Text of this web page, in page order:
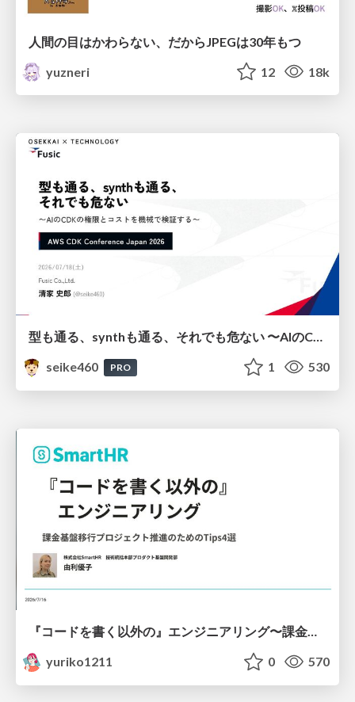
人間の目はかわらない、だからJPEGは30年もつ
yuzneri
12 18k
型も通る、synthも通る、それでも危ない 〜AIのCDKの権限とコストを機械で検証する〜 / It Passes Type Checks, It Passes Synth Checks, but It’s Still Risky — Automatically Verifying Permissions and Costs in AI’s CDK —
seike460
PRO 1 530
『コードを書く以外の』エンジニアリング〜課金基盤移行プロジェクト推進のためのTips4選
yuriko1211
0 570